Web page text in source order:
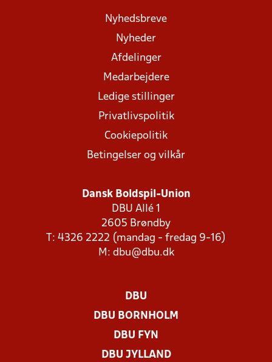
Nyhedsbreve
Nyheder
Afdelinger
Medarbejdere
Ledige stillinger
Privatlivspolitik
Cookiepolitik
Betingelser og vilkår
Dansk Boldspil-Union
DBU Allé 1
2605 Brøndby
T: 4326 2222 (mandag - fredag 9-16)
M: dbu@dbu.dk
DBU
DBU BORNHOLM
DBU FYN
DBU JYLLAND